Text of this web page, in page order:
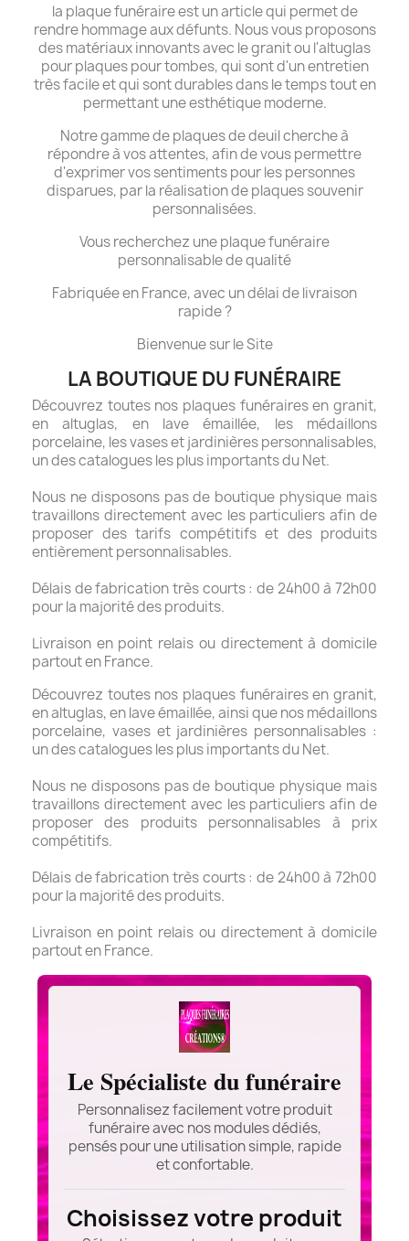
la plaque funéraire est un article qui permet de
rendre hommage aux défunts. Nous vous proposons
des matériaux innovants avec le granit ou l'altuglas
pour plaques pour tombes, qui sont d'un entretien
très facile et qui sont durables dans le temps tout en
permettant une esthétique moderne.
Notre gamme de plaques de deuil cherche à
répondre à vos attentes, afin de vous permettre
d'exprimer vos sentiments pour les personnes
disparues, par la réalisation de plaques souvenir
personnalisées.
Vous recherchez une plaque funéraire
personnalisable de qualité
Fabriquée en France, avec un délai de livraison
rapide ?
Bienvenue sur le Site
LA BOUTIQUE DU FUNÉRAIRE
Découvrez toutes nos plaques funéraires en granit,
en altuglas, en lave émaillée, les médaillons
porcelaine, les vases et jardinières personnalisables,
un des catalogues les plus importants du Net.
Nous ne disposons pas de boutique physique mais
travaillons directement avec les particuliers afin de
proposer des tarifs compétitifs et des produits
entièrement personnalisables.
Délais de fabrication très courts : de 24h00 à 72h00
pour la majorité des produits.
Livraison en point relais ou directement à domicile
partout en France.
Découvrez toutes nos plaques funéraires en granit,
en altuglas, en lave émaillée, ainsi que nos médaillons
porcelaine, vases et jardinières personnalisables :
un des catalogues les plus importants du Net.
Nous ne disposons pas de boutique physique mais
travaillons directement avec les particuliers afin de
proposer des produits personnalisables à prix
compétitifs.
Délais de fabrication très courts : de 24h00 à 72h00
pour la majorité des produits.
Livraison en point relais ou directement à domicile
partout en France.
Le Spécialiste du funéraire
Personnalisez facilement votre produit
funéraire avec nos modules dédiés,
pensés pour une utilisation simple, rapide
et confortable.
Choisissez votre produit